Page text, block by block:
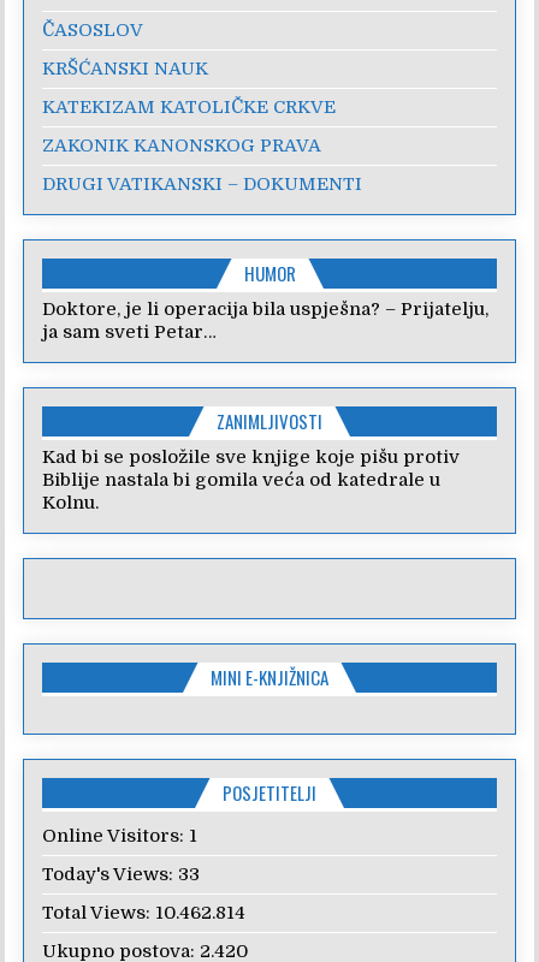
ČASOSLOV
KRŠĆANSKI NAUK
KATEKIZAM KATOLIČKE CRKVE
ZAKONIK KANONSKOG PRAVA
DRUGI VATIKANSKI – DOKUMENTI
HUMOR
Doktore, je li operacija bila uspješna? – Prijatelju,
ja sam sveti Petar…
ZANIMLJIVOSTI
Kad bi se posložile sve knjige koje pišu protiv
Biblije nastala bi gomila veća od katedrale u
Kolnu.
MINI E-KNJIŽNICA
POSJETITELJI
Online Visitors: 1
Today's Views: 33
Total Views: 10.462.814
Ukupno postova: 2.420